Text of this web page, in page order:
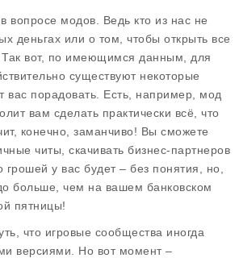
вопросе модов. Ведь кто из нас не
деньгах или о том, чтобы открыть все
вот, по имеющимся данным, для
существуют некоторые
вас порадовать. Есть, например, мод
вам сделать практически всё, что
конечно, заманчиво! Вы сможете
читы, скачивать бизнес-партнеров
грошей у вас будет – без понятия, но,
больше, чем на вашем банковском
пятницы!
что игровые сообщества иногда
версиями. Но вот момент –